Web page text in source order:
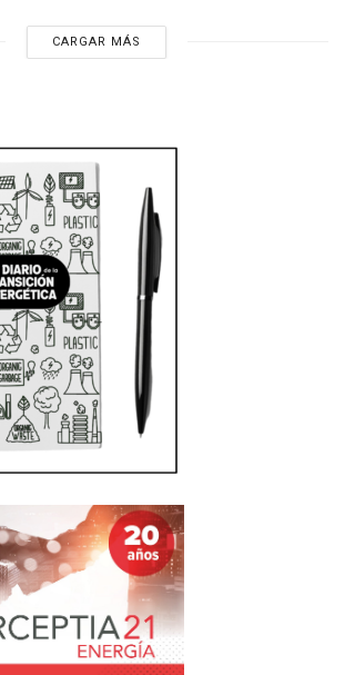
CARGAR MÁS